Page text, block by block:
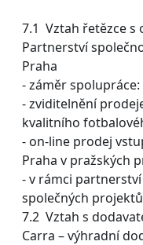
7.1 Vztah řetězce s
Partnerství
Praha
- záměr spolupráce:
- zviditelnění
kvalitního
- on-line prodej
Praha v pražských
- v rámci
společných projektů
7.2 Vztah s
Carra – výhradní